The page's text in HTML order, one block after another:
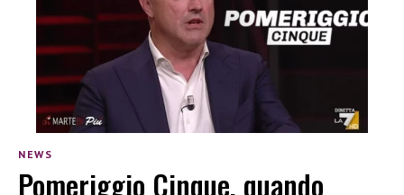
NEWS
Pomeriggio Cinque, quando